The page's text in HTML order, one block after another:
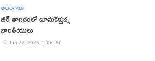
తెలంగాణ
బీర్ తాగడంలో దూసుకెళ్తున్న
భారతీయులు
Jun 22, 2026, 11:06 IST